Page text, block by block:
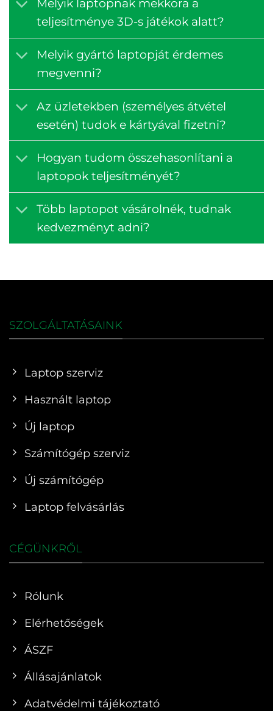
Melyik laptopnak mekkora a
teljesítménye 3D-s játékok alatt?
Melyik gyártó laptopját érdemes
megvenni?
Az üzletekben (személyes átvétel
esetén) tudok e kártyával fizetni?
Hogyan tudom összehasonlítani a
laptopok teljesítményét?
Több laptopot vásárolnék, tudnak
kedvezményt adni?
SZOLGÁLTATÁSAINK
Laptop szerviz
Használt laptop
Új laptop
Számítógép szerviz
Új számítógép
Laptop felvásárlás
CÉGÜNKRŐL
Rólunk
Elérhetőségek
ÁSZF
Állásajánlatok
Adatvédelmi tájékoztató